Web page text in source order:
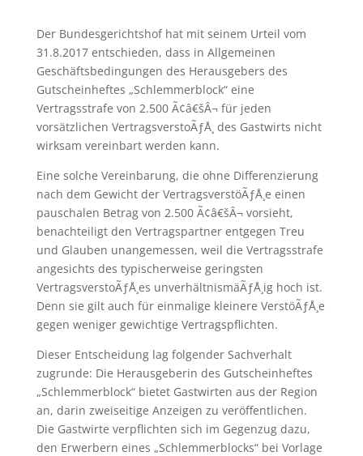
Der Bundesgerichtshof hat mit seinem Urteil vom
31.8.2017 entschieden, dass in Allgemeinen
Geschäftsbedingungen des Herausgebers des
Gutscheinheftes „Schlemmerblock“ eine
Vertragsstrafe von 2.500 Ã¢â€šÂ¬ für jeden
vorsätzlichen VertragsverstoÃƒÅ¸ des Gastwirts nicht
wirksam vereinbart werden kann.
Eine solche Vereinbarung, die ohne Differenzierung
nach dem Gewicht der VertragsverstöÃƒÅ¸e einen
pauschalen Betrag von 2.500 Ã¢â€šÂ¬ vorsieht,
benachteiligt den Vertragspartner entgegen Treu
und Glauben unangemessen, weil die Vertragsstrafe
angesichts des typischerweise geringsten
VertragsverstoÃƒÅ¸es unverhältnismäÃƒÅ¸ig hoch ist.
Denn sie gilt auch für einmalige kleinere VerstöÃƒÅ¸e
gegen weniger gewichtige Vertragspflichten.
Dieser Entscheidung lag folgender Sachverhalt
zugrunde: Die Herausgeberin des Gutscheinheftes
„Schlemmerblock“ bietet Gastwirten aus der Region
an, darin zweiseitige Anzeigen zu veröffentlichen.
Die Gastwirte verpflichten sich im Gegenzug dazu,
den Erwerbern eines „Schlemmerblocks“ bei Vorlage